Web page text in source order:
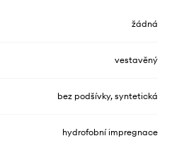
žádná
vestavěný
bez podšívky, syntetická
hydrofobní impregnace